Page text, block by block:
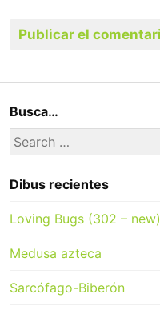
Busca…
Search
for:
Dibus recientes
Loving Bugs (302 – new)
Medusa azteca
Sarcófago-Biberón